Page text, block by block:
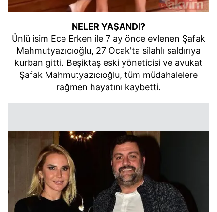
NELER YAŞANDI?
Ünlü isim Ece Erken ile 7 ay önce evlenen Şafak
Mahmutyazıcıoğlu, 27 Ocak'ta silahlı saldırıya
kurban gitti. Beşiktaş eski yöneticisi ve avukat
Şafak Mahmutyazıcıoğlu, tüm müdahalelere
rağmen hayatını kaybetti.